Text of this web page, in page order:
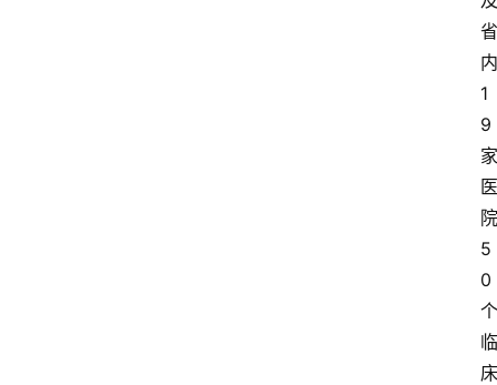
省
内
1
9
家
医
院
5
0
个
临
床